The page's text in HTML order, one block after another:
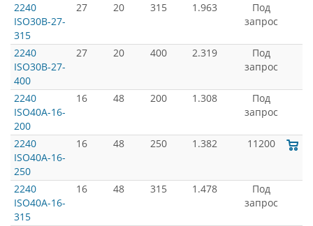
2240
ISO30B-27-
315
27 20 315 1.963
Под
запрос
2240
ISO30B-27-
400
27 20 400 2.319
Под
запрос
2240
ISO40A-16-
200
16 48 200 1.308
Под
запрос
2240
ISO40A-16-
250
16 48 250 1.382 11200
2240
ISO40A-16-
315
16 48 315 1.478
Под
запрос